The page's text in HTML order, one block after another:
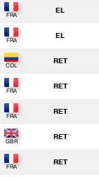
EL
EL
RET
RET
RET
RET
RET